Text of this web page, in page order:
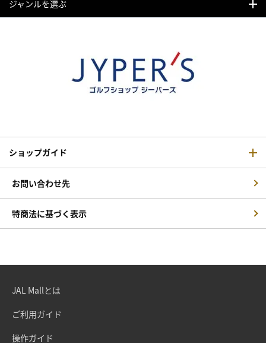
ジャンルを選ぶ
ショップガイド
お問い合わせ先
特商法に基づく表示
JAL Mallとは
ご利用ガイド
操作ガイド